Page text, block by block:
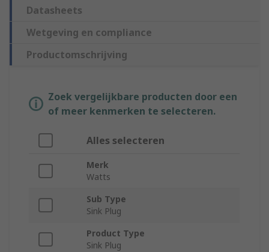
Datasheets
Wetgeving en compliance
Productomschrijving
Zoek vergelijkbare producten door een
of meer kenmerken te selecteren.
Alles selecteren
Merk
Watts
Sub Type
Sink Plug
Product Type
Sink Plug